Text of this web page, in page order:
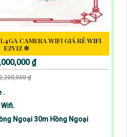
CAMERA WIFI GIÁ RẺ WIFI
EZVIZ ❇
₫
₫
.
Wifi.
Ngoại 30m Hồng Ngoại